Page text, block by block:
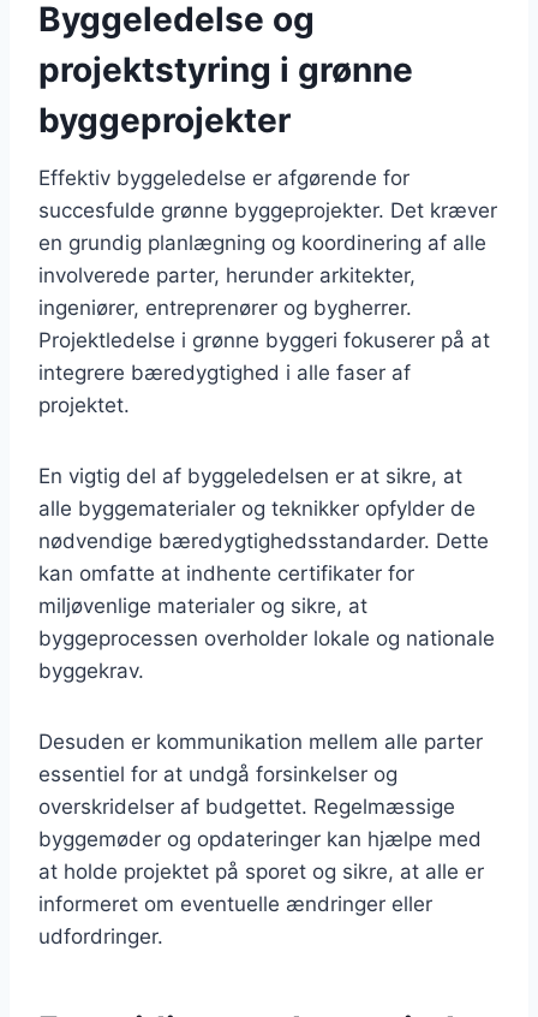
Byggeledelse og
projektstyring i grønne
byggeprojekter
Effektiv byggeledelse er afgørende for
succesfulde grønne byggeprojekter. Det kræver
en grundig planlægning og koordinering af alle
involverede parter, herunder arkitekter,
ingeniører, entreprenører og bygherrer.
Projektledelse i grønne byggeri fokuserer på at
integrere bæredygtighed i alle faser af
projektet.
En vigtig del af byggeledelsen er at sikre, at
alle byggematerialer og teknikker opfylder de
nødvendige bæredygtighedsstandarder. Dette
kan omfatte at indhente certifikater for
miljøvenlige materialer og sikre, at
byggeprocessen overholder lokale og nationale
byggekrav.
Desuden er kommunikation mellem alle parter
essentiel for at undgå forsinkelser og
overskridelser af budgettet. Regelmæssige
byggemøder og opdateringer kan hjælpe med
at holde projektet på sporet og sikre, at alle er
informeret om eventuelle ændringer eller
udfordringer.